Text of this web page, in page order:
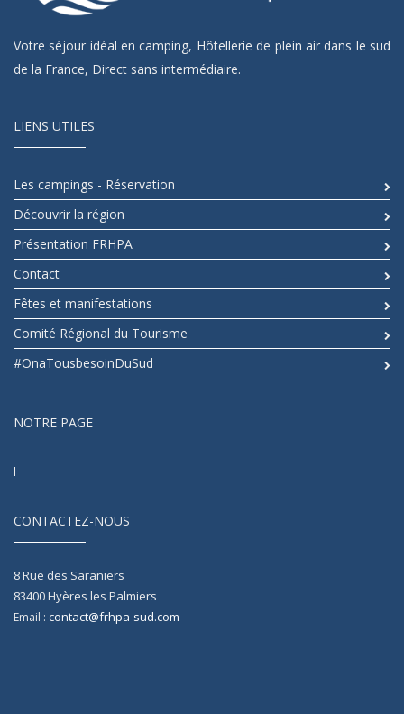
Votre séjour idéal en camping, Hôtellerie de plein air dans le sud
de la France, Direct sans intermédiaire.
LIENS UTILES
Les campings - Réservation
Découvrir la région
Présentation FRHPA
Contact
Fêtes et manifestations
Comité Régional du Tourisme
#OnaTousbesoinDuSud
NOTRE PAGE
CONTACTEZ-NOUS
8 Rue des Saraniers
83400Hyères les Palmiers
Email : contact@frhpa-sud.com